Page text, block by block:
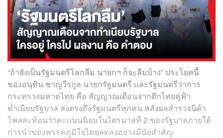
“ถ้ายังเป็นรัฐมนตรีโลกลืม นายกฯ ก็จะลืมบ้าง” ประโยคนี้
ของอนุทิน ชาญวีรกูล นายกรัฐมนตรี และรัฐมนตรีว่าการ
กระทรวงมหาดไทย คือ สัญญาณเตือนจากตึกไทยคู่ฟ้า
ทำเนียบรัฐบาล ส่งตรงถึงรัฐมนตรีทุกคน หลังผลสำรวจนิด้า
โพลสะท้อนว่าคะแนนนิยมในไตรมาสที่ 2 ของรัฐบาลภายใต้
การนำของพรรคภูมิใจไทยลดลงอย่างมีนัยสำคัญ